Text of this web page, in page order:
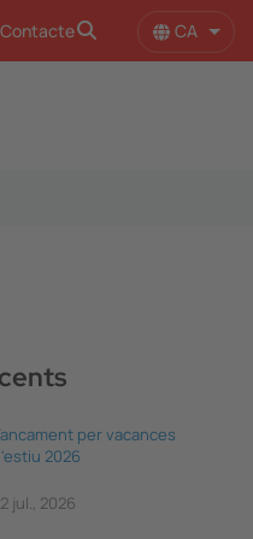
Contacte CA
per vacances
2026
jul., 2026